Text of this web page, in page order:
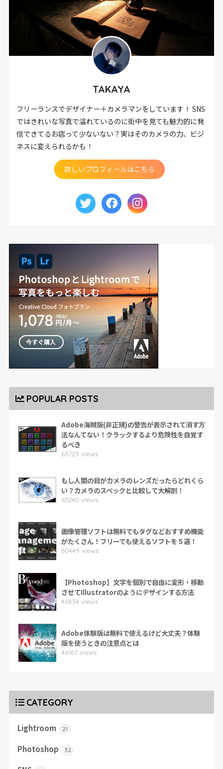
TAKAYA
フリーランスでデザイナー＋カメラマンをしています！ SNS
ではきれいな写真で溢れているのに街中を見ても魅力的に発
信できてるお店って少ないない？実はそのカメラの力、ビジ
ネスに変えられるかも！
詳しいプロフィールはこちら
POPULAR POSTS
Adobe海賊版(非正規)の警告が表示されて消す方
法なんてない！クラックするより危険性を自覚す
るべき
63725 views
もし人間の目がカメラのレンズだったらどれくら
い？カメラのスペックと比較して大解剖！
63240 views
画像管理ソフトは無料でもタグなどおすすめ機能
がたくさん！フリーでも使えるソフトを５選！
60449 views
【Photoshop】文字を個別で自由に変形・移動
させてIllustratorのようにデザインする方法
46834 views
Adobe体験版は無料で使えるけど大丈夫？体験
版を使うときの注意点とは
46167 views
CATEGORY
Lightroom 21
Photoshop 32